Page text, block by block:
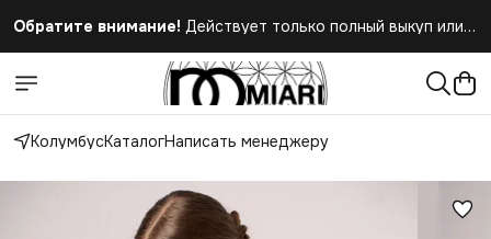
Обратите внимание! Действует только полный выкуп или
КолумбусКаталогНаписать менеджеру